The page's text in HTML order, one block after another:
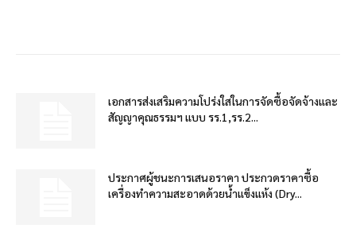
เอกสารส่งเสริมความโปร่งใสในการจัดซื้อจัดจ้างและ
สัญญาคุณธรรมฯ แบบ รร.1,รร.2...
ประกาศผู้ชนะการเสนอราคา ประกวดราคาซื้อ
เครื่องทำความสะอาดด้วยน้ำแข็งแห้ง (Dry...